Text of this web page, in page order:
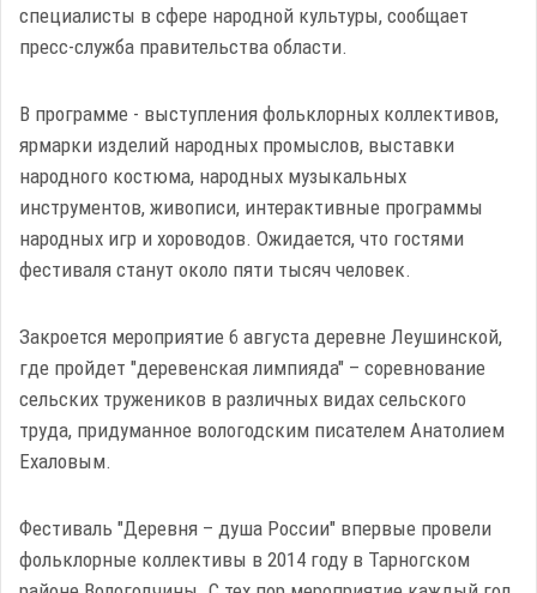
специалисты в сфере народной культуры, сообщает
пресс-служба правительства области.
В программе - выступления фольклорных коллективов,
ярмарки изделий народных промыслов, выставки
народного костюма, народных музыкальных
инструментов, живописи, интерактивные программы
народных игр и хороводов. Ожидается, что гостями
фестиваля станут около пяти тысяч человек.
Закроется мероприятие 6 августа деревне Леушинской,
где пройдет "деревенская лимпияда" – соревнование
сельских тружеников в различных видах сельского
труда, придуманное вологодским писателем Анатолием
Ехаловым.
Фестиваль "Деревня – душа России" впервые провели
фольклорные коллективы в 2014 году в Тарногском